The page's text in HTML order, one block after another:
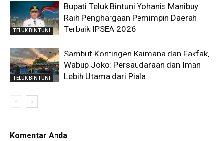
TELUK BINTUNI
Bupati Teluk Bintuni Yohanis Manibuy
Raih Penghargaan Pemimpin Daerah
Terbaik IPSEA 2026
TELUK BINTUNI
Sambut Kontingen Kaimana dan Fakfak,
Wabup Joko: Persaudaraan dan Iman
Lebih Utama dari Piala
Komentar Anda